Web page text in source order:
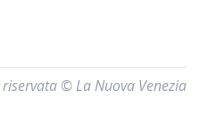
© La Nuova Venezia